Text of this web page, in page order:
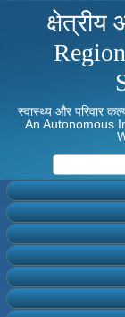
क्षेत्रीय
स्वास्थ्य और परिवार
An Autonomous